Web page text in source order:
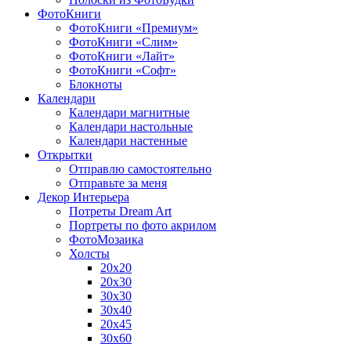
ФотоКниги
ФотоКниги «Премиум»
ФотоКниги «Слим»
ФотоКниги «Лайт»
ФотоКниги «Софт»
Блокноты
Календари
Календари магнитные
Календари настольные
Календари настенные
Открытки
Отправлю самостоятельно
Отправьте за меня
Декор Интерьера
Потреты Dream Art
Портреты по фото акрилом
ФотоМозаика
Холсты
20х20
20х30
30х30
30х40
20х45
30х60